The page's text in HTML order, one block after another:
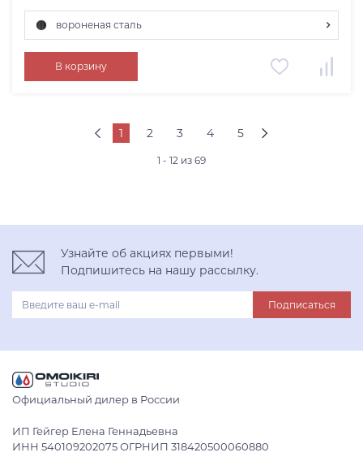
вороненая сталь
вороненая сталь
светлое золото
В корзину
1 2 3 4 5
1 - 12 из 69
Узнайте об акциях первыми!
Подпишитесь на нашу рассылку.
Подписаться
Официальный дилер в России
ИП Гейгер Елена Геннадьевна
ИНН 540109202075 ОГРНИП 318420500060880